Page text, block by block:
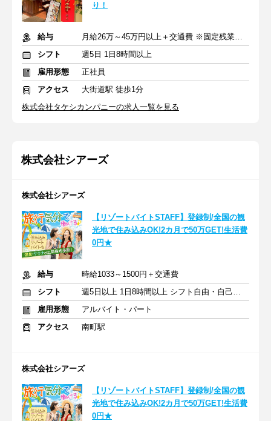
り！
給与
月給26万～45万円以上＋交通費 ※固定残業代含む
シフト
週5日 1日8時間以上
雇用形態
正社員
アクセス
大街道駅 徒歩1分
株式会社タケシカンパニーの求人一覧を見る
株式会社シアーズ
株式会社シアーズ
【リゾートバイトSTAFF】登録制/全国の観
光地で住み込みOK!2カ月で50万GET!生活費
0円★
給与
時給1033～1500円＋交通費
シフト
週5日以上 1日8時間以上 シフト自由・自己申告
雇用形態
アルバイト・パート
アクセス
南町駅
株式会社シアーズ
【リゾートバイトSTAFF】登録制/全国の観
光地で住み込みOK!2カ月で50万GET!生活費
0円★